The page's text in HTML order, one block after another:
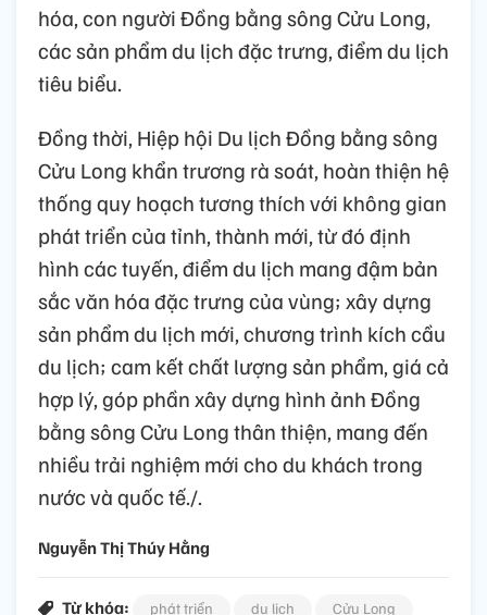
hóa, con người Đồng bằng sông Cửu Long,
các sản phẩm du lịch đặc trưng, điểm du lịch
tiêu biểu.
Đồng thời, Hiệp hội Du lịch Đồng bằng sông
Cửu Long khẩn trương rà soát, hoàn thiện hệ
thống quy hoạch tương thích với không gian
phát triển của tỉnh, thành mới, từ đó định
hình các tuyến, điểm du lịch mang đậm bản
sắc văn hóa đặc trưng của vùng; xây dựng
sản phẩm du lịch mới, chương trình kích cầu
du lịch; cam kết chất lượng sản phẩm, giá cả
hợp lý, góp phần xây dựng hình ảnh Đồng
bằng sông Cửu Long thân thiện, mang đến
nhiều trải nghiệm mới cho du khách trong
nước và quốc tế./.
Nguyễn Thị Thúy Hằng
Từ khóa: phát triển du lịch
Cửu Long